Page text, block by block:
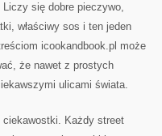
się dobre pieczywo,
właściwy sos i ten jeden
icookandbook.pl może
że nawet z prostych
ulicami świata.
ciekawostki. Każdy street